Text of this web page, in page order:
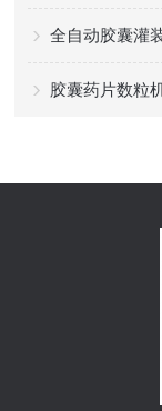
全自动胶囊灌
胶囊药片数粒